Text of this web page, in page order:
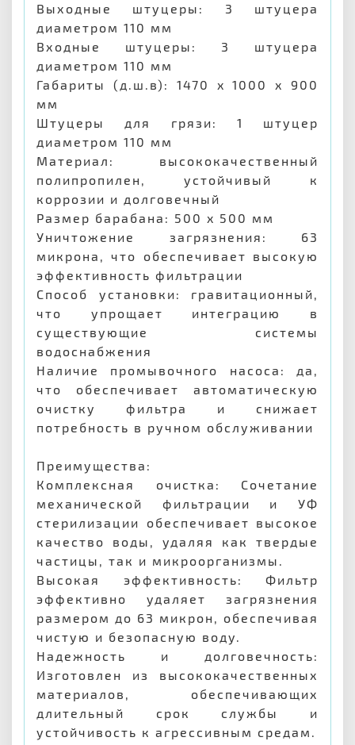
Выходные штуцеры: 3 штуцера
диаметром 110 мм
Входные штуцеры: 3 штуцера
диаметром 110 мм
Габариты (д.ш.в): 1470 x 1000 x 900
мм
Штуцеры для грязи: 1 штуцер
диаметром 110 мм
Материал: высококачественный
полипропилен, устойчивый к
коррозии и долговечный
Размер барабана: 500 x 500 мм
Уничтожение загрязнения: 63
микрона, что обеспечивает высокую
эффективность фильтрации
Способ установки: гравитационный,
что упрощает интеграцию в
существующие системы
водоснабжения
Наличие промывочного насоса: да,
что обеспечивает автоматическую
очистку фильтра и снижает
потребность в ручном обслуживании
Преимущества:
Комплексная очистка: Сочетание
механической фильтрации и УФ
стерилизации обеспечивает высокое
качество воды, удаляя как твердые
частицы, так и микроорганизмы.
Высокая эффективность: Фильтр
эффективно удаляет загрязнения
размером до 63 микрон, обеспечивая
чистую и безопасную воду.
Надежность и долговечность:
Изготовлен из высококачественных
материалов, обеспечивающих
длительный срок службы и
устойчивость к агрессивным средам.